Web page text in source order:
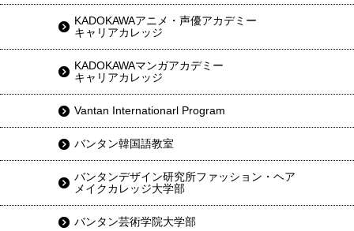
KADOKAWAアニメ・声優アカデミー
キャリアカレッジ
KADOKAWAマンガアカデミー
キャリアカレッジ
Vantan Internationarl Program
バンタン韓国語教室
バンタンデザイン研究所ファッション・ヘア
メイクカレッジ大学部
バンタン芸術学院大学部